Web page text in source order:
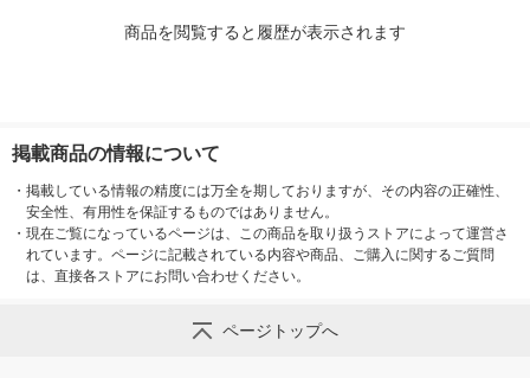
商品を閲覧すると履歴が表示されます
掲載商品の情報について
・ 掲載している情報の精度には万全を期しておりますが、その内容の正確性、
安全性、有用性を保証するものではありません。
・ 現在ご覧になっているページは、この商品を取り扱うストアによって運営さ
れています。ページに記載されている内容や商品、ご購入に関するご質問
は、直接各ストアにお問い合わせください。
ページトップへ